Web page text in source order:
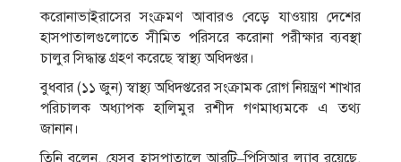
করোনাভাইরাসের সংক্রমণ আবারও বেড়ে যাওয়ায় দেশের
হাসপাতালগুলোতে সীমিত পরিসরে করোনা পরীক্ষার ব্যবস্থা
চালুর সিদ্ধান্ত গ্রহণ করেছে স্বাস্থ্য অধিদপ্তর।
বুধবার (১১ জুন) স্বাস্থ্য অধিদপ্তরের সংক্রামক রোগ নিয়ন্ত্রণ শাখার
পরিচালক অধ্যাপক হালিমুর রশীদ গণমাধ্যমকে এ তথ্য
জানান।